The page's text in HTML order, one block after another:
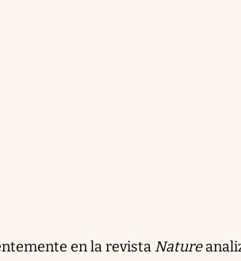
en la revista Nature